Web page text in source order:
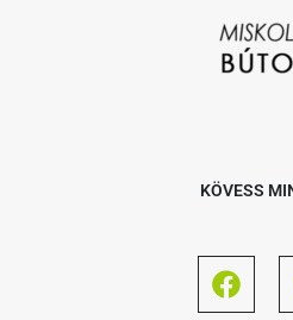
KÖVESS